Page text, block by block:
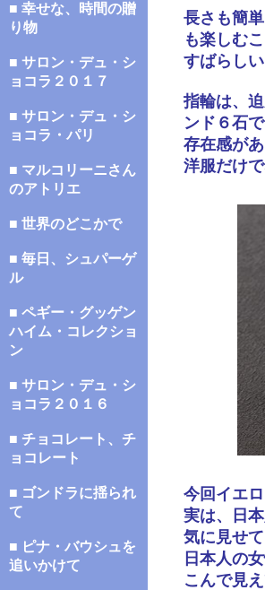
■ 幸せな、時間の贈
り物
■ サロン・デュ・シ
ョコラ２０１７
■ サロン・デュ・シ
ョコラ・パリ
■ マルコリーニさん
のアトリエ
■ 世界のどこかで
■ 毎日、シュパーゲ
ル
■ ペギー・グッゲン
ハイム・コレクショ
ン
■ サロン・デュ・シ
ョコラ２０１６
■ チョコレート、チ
ョコレート
■ ゴンドラに揺られ
て
■ ピナ・バウシュを
追いかけて
長さも簡
も楽しむ
すばらし
指輪は、
ンド６石
存在感が
洋服だけ
今回イエ
実は、日
気に見せ
日本人の
こんで見